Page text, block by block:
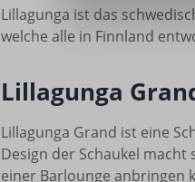
Lillagunga ist das
welche alle in Finnland
Lillagunga
Lillagunga Grand ist eine
Design der Schaukel
einer Barlounge anbringen